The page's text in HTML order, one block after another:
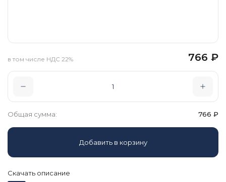
766 ₽
в том числе НДС 22%
Общая сумма: 766 ₽
Добавить в корзину
Скачать описание